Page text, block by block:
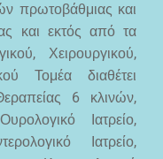
πρωτοβάθμιας και
και εκτός από τα
Χειρουργικού,
Τομέα διαθέτει
6 κλινών,
Ιατρείο,
Ιατρείο,